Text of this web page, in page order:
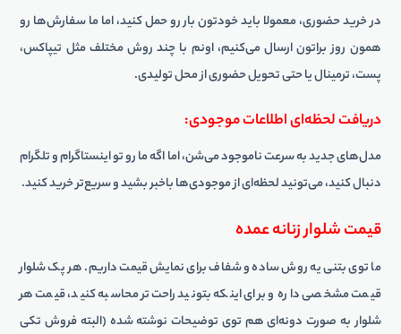
در خرید حضوری، معمولا باید خودتون بار رو حمل کنید، اما ما سفارش‌ها رو
همون روز براتون ارسال می‌کنیم، اونم با چند روش مختلف مثل تیپاکس،
پست، ترمینال یا حتی تحویل حضوری از محل تولیدی.
دریافت لحظه‌ای اطلاعات موجودی:
مدل‌های جدید به سرعت ناموجود می‌شن، اما اگه ما رو تو اینستاگرام و تلگرام
دنبال کنید، می‌تونید لحظه‌ای از موجودی‌ها باخبر بشید و سریع‌تر خرید کنید.
قیمت شلوار زنانه عمده
ما توی بتنی یه روش ساده و شفاف برای نمایش قیمت داریم. هر پک شلوار
قیمت مشخصی داره و برای اینکه بتونید راحت‌تر محاسبه کنید، قیمت هر
شلوار به صورت دونه‌ای هم توی توضیحات نوشته شده (البته فروش تکی